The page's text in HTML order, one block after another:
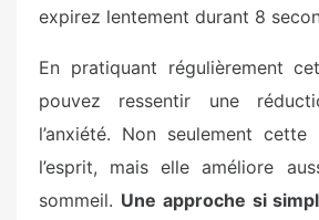
expirez lentement durant 8
En pratiquant régulièrement
pouvez ressentir une
l’anxiété. Non seulement cette
l’esprit, mais elle améliore
sommeil. Une approche si